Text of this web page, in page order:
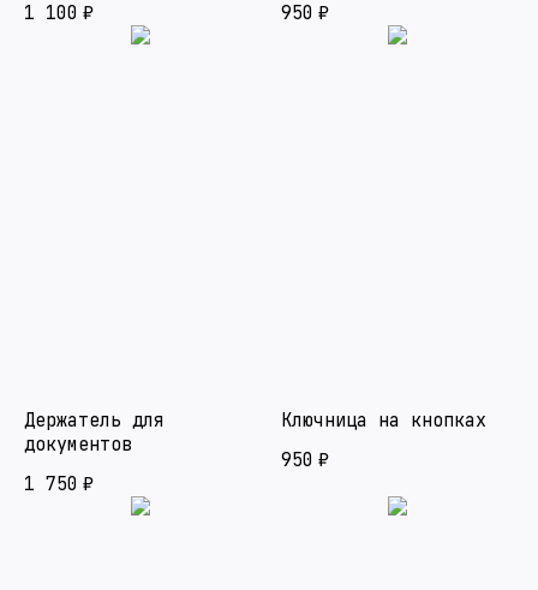
1 100 ₽
950 ₽
Держатель для
документов
1 750 ₽
Ключница на кнопках
950 ₽